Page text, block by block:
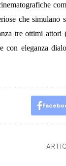
che simulano
tre ottimi attori
con eleganza